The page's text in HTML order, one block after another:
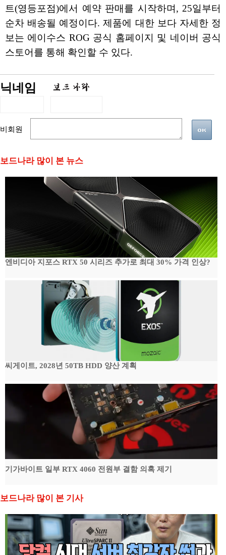
트(영등포점)에서 예약 판매를 시작하며, 25일부터
순차 배송될 예정이다. 제품에 대한 보다 자세한 정
보는 에이수스 ROG 공식 홈페이지 및 네이버 공식
스토어를 통해 확인할 수 있다.
닉네임
비회원
보드나라 많이 본 뉴스
엔비디아 지포스 RTX 50 시리즈 추가로 최대 30% 가격 인상?
씨게이트, 2028년 50TB HDD 양산 계획
기가바이트 일부 RTX 4060 전원부 결함 의혹 제기
보드나라 많이 본 기사